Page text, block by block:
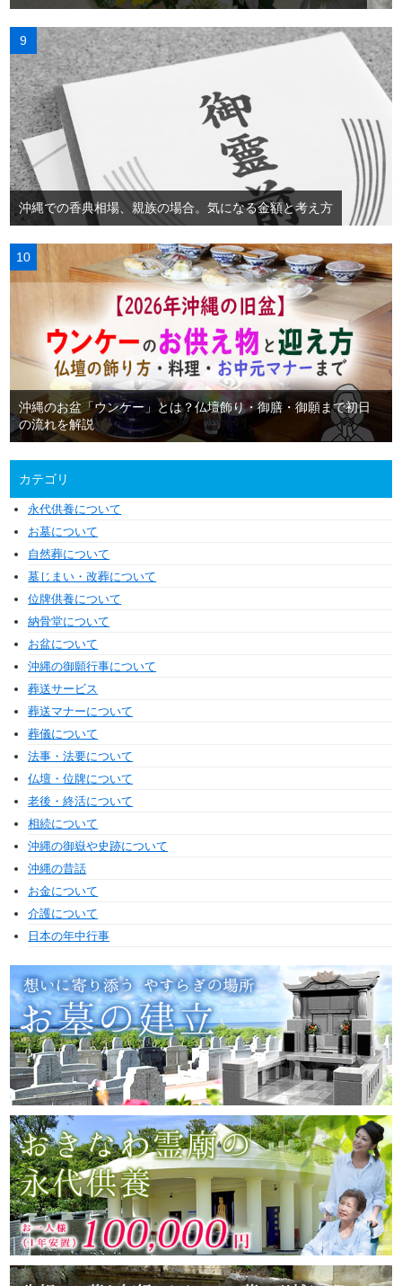
沖縄での香典相場、親族の場合。気になる金額と考え方
沖縄のお盆「ウンケー」とは？仏壇飾り・御膳・御願まで初日
の流れを解説
カテゴリ
永代供養について
お墓について
自然葬について
墓じまい・改葬について
位牌供養について
納骨堂について
お盆について
沖縄の御願行事について
葬送サービス
葬送マナーについて
葬儀について
法事・法要について
仏壇・位牌について
老後・終活について
相続について
沖縄の御嶽や史跡について
沖縄の昔話
お金について
介護について
日本の年中行事